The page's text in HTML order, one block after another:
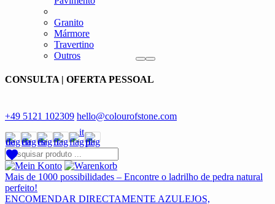
Granito
Mármore
Travertino
Outros
CONSULTA | OFERTA PESSOAL
+49 5121 102309 hello@colourofstone.com
Mais de 1000 possibilidades – Encontre o ladrilho de pedra natural
perfeito!
ENCOMENDAR DIRECTAMENTE AZULEJOS,